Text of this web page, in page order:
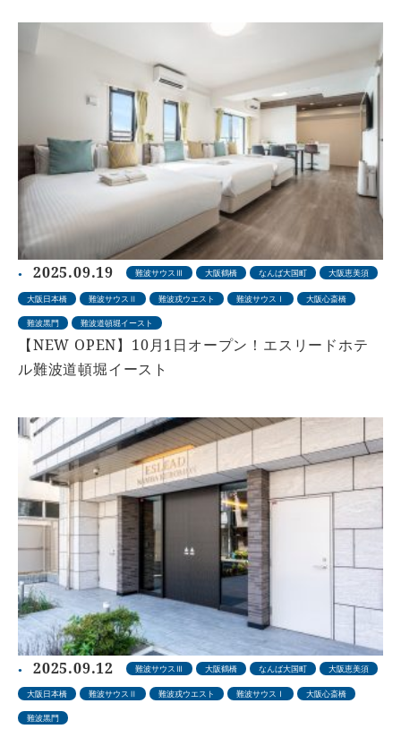
2025.09.19 難波サウスⅢ 大阪鶴橋 なんば大国町 大阪恵美須
大阪日本橋 難波サウスⅡ 難波戎ウエスト 難波サウスⅠ 大阪心斎橋
難波黒門 難波道頓堀イースト
【NEW OPEN】10月1日オープン！エスリードホテ
ル難波道頓堀イースト
2025.09.12 難波サウスⅢ 大阪鶴橋 なんば大国町 大阪恵美須
大阪日本橋 難波サウスⅡ 難波戎ウエスト 難波サウスⅠ 大阪心斎橋
難波黒門